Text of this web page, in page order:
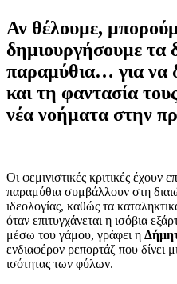
Αν θέλουμε,
δημιουργήσουμε τα
παραμύθια… για να
και τη φαντασία
νέα νοήματα στην
Οι φεμινιστικές κριτικές έχουν
παραμύθια συμβάλλουν στη
ιδεολογίας, καθώς τα
όταν επιτυγχάνεται η ισόβια
μέσω του γάμου, γράφει η
ενδιαφέρον ρεπορτάζ που δίνει
ισότητας των φύλων.